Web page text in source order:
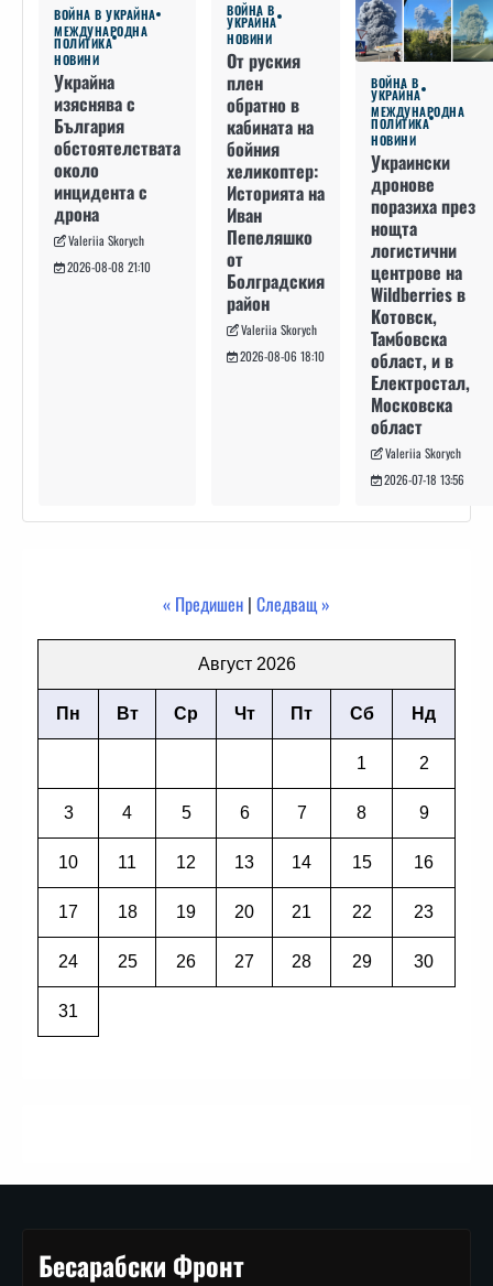
ВОЙНА В УКРАЙНА
МЕЖДУНАРОДНА
ПОЛИТИКА
НОВИНИ
Украйна
изяснява с
България
обстоятелствата
около
инцидента с
дрона
Valeriia Skorych
2026-08-08 21:10
ВОЙНА В
УКРАЙНА
НОВИНИ
От руския
плен
обратно в
кабината на
бойния
хеликоптер:
Историята на
Иван
Пепеляшко
от
Болградския
район
Valeriia Skorych
2026-08-06 18:10
ВОЙНА В
УКРАЙНА
МЕЖДУНАРОДНА
ПОЛИТИКА
НОВИНИ
Украински
дронове
поразиха през
нощта
логистични
центрове на
Wildberries в
Котовск,
Тамбовска
област, и в
Електростал,
Московска
област
Valeriia Skorych
2026-07-18 13:56
« Предишен | Следващ »
Август 2026
Пн Вт Ср Чт Пт Сб Нд
1 2
3 4 5 6 7 8 9
10 11 12 13 14 15 16
17 18 19 20 21 22 23
24 25 26 27 28 29 30
31
Бесарабски Фронт